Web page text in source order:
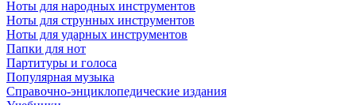
Ноты для народных инструментов
Ноты для струнных инструментов
Ноты для ударных инструментов
Папки для нот
Партитуры и голоса
Популярная музыка
Справочно-энциклопедические издания